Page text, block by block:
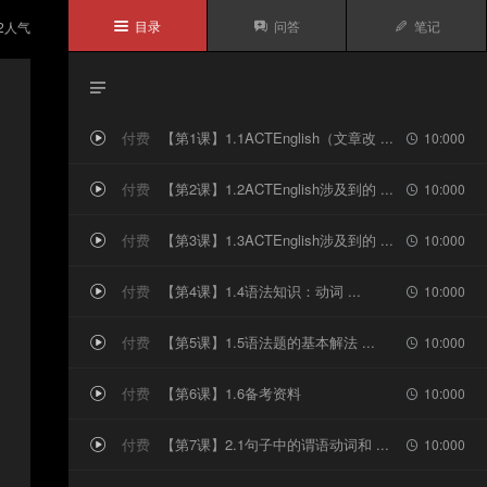
人气  目录  问答  笔记

 10:000
 付费 【第1课】1.1ACTEnglish（文章改 ...
 10:000
 付费 【第2课】1.2ACTEnglish涉及到的 ...
 10:000
 付费 【第3课】1.3ACTEnglish涉及到的 ...
 10:000
 付费 【第4课】1.4语法知识：动词 ...
 10:000
 付费 【第5课】1.5语法题的基本解法 ...
 10:000
 付费 【第6课】1.6备考资料
 10:000
 付费 【第7课】2.1句子中的谓语动词和 ...